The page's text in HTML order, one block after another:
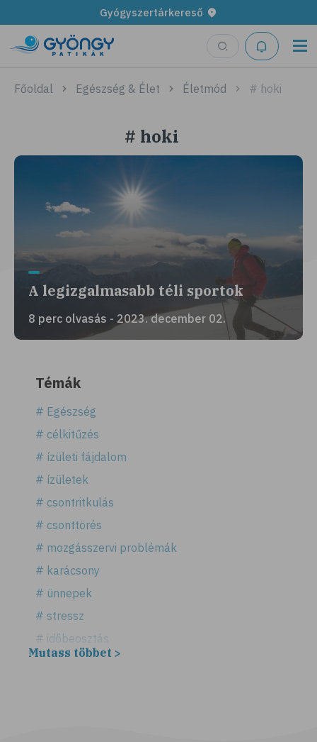
Gyógyszertárkereső
Főoldal Egészség & Élet Életmód # hoki
# hoki
A legizgalmasabb téli sportok
8 perc olvasás - 2023. december 02.
Témák
# Egészség
# célkitűzés
# ízületi fájdalom
# ízületek
# csontritkulás
# csonttörés
# mozgásszervi problémák
# karácsony
# ünnepek
# stressz
# időbeosztás
# háztartás
Mutass többet >